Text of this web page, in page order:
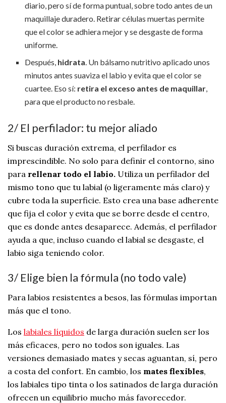
diario, pero sí de forma puntual, sobre todo antes de un
maquillaje duradero. Retirar células muertas permite
que el color se adhiera mejor y se desgaste de forma
uniforme.
Después, hidrata . Un bálsamo nutritivo aplicado unos
minutos antes suaviza el labio y evita que el color se
cuartee. Eso sí: retira el exceso antes de maquillar
para que el producto no resbale.
2/ El perfilador: tu mejor aliado
Si buscas duración extrema, el perfilador es
imprescindible. No solo para definir el contorno, sino
para rellenar todo el labio. Utiliza un perfilador del
mismo tono que tu labial (o ligeramente más claro) y
cubre toda la superficie. Esto crea una base adherente
que fija el color y evita que se borre desde el centro,
que es donde antes desaparece. Además, el perfilador
ayuda a que, incluso cuando el labial se desgaste, el
labio siga teniendo color.
3/ Elige bien la fórmula (no todo vale)
Para labios resistentes a besos, las fórmulas importan
más que el tono.
Los labiales líquidos de larga duración suelen ser los
más eficaces, pero no todos son iguales. Las
versiones demasiado mates y secas aguantan, sí, pero
a costa del confort. En cambio, los mates flexibles,
los labiales tipo tinta o los satinados de larga duración
ofrecen un equilibrio mucho más favorecedor.